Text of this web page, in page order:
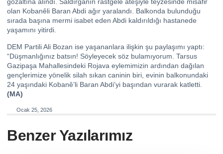
gözaltına alındı. Saldırganın rastgele ateşiyle teyzesinde misafir
olan Kobanêli Baran Abdi ağır yaralandı. Balkonda bulunduğu
sırada başına mermi isabet eden Abdi kaldırıldığı hastanede
yaşamını yitirdi.
DEM Partili Ali Bozan ise yaşananlara ilişkin şu paylaşımı yaptı:
“Düşmanlığınız batsın! Söyleyecek söz bulamıyorum. Tarsus
Gazipaşa Mahallesindeki Rojava eylemimizin ardından dağılan
gençlerimize yönelik silah sıkan caninin biri, evinin balkonundaki
24 yaşındaki Kobanê’li Baran Abdi’yi başından vurarak katletti.
(MA)
Ocak 25, 2026
Benzer Yazılarımız